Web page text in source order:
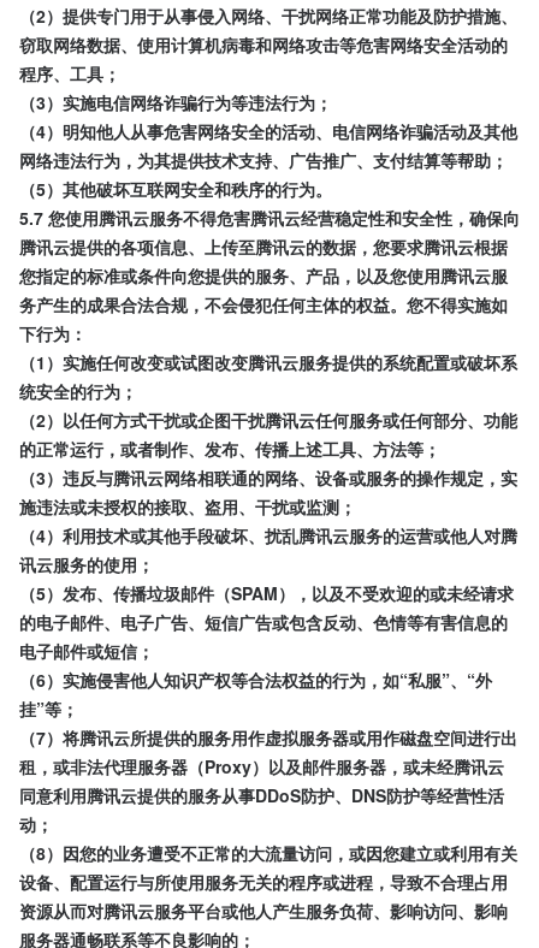
（2）提供专门用于从事侵入网络、干扰网络正常功能及防护措施、
窃取网络数据、使用计算机病毒和网络攻击等危害网络安全活动的
程序、工具；
（3）实施电信网络诈骗行为等违法行为；
（4）明知他人从事危害网络安全的活动、电信网络诈骗活动及其他
网络违法行为，为其提供技术支持、广告推广、支付结算等帮助；
（5）其他破坏互联网安全和秩序的行为。
5.7 您使用腾讯云服务不得危害腾讯云经营稳定性和安全性，确保向
腾讯云提供的各项信息、上传至腾讯云的数据，您要求腾讯云根据
您指定的标准或条件向您提供的服务、产品，以及您使用腾讯云服
务产生的成果合法合规，不会侵犯任何主体的权益。您不得实施如
下行为：
（1）实施任何改变或试图改变腾讯云服务提供的系统配置或破坏系
统安全的行为；
（2）以任何方式干扰或企图干扰腾讯云任何服务或任何部分、功能
的正常运行，或者制作、发布、传播上述工具、方法等；
（3）违反与腾讯云网络相联通的网络、设备或服务的操作规定，实
施违法或未授权的接取、盗用、干扰或监测；
（4）利用技术或其他手段破坏、扰乱腾讯云服务的运营或他人对腾
讯云服务的使用；
（5）发布、传播垃圾邮件（SPAM），以及不受欢迎的或未经请求
的电子邮件、电子广告、短信广告或包含反动、色情等有害信息的
电子邮件或短信；
（6）实施侵害他人知识产权等合法权益的行为，如“私服”、“外
挂”等；
（7）将腾讯云所提供的服务用作虚拟服务器或用作磁盘空间进行出
租，或非法代理服务器（Proxy）以及邮件服务器，或未经腾讯云
同意利用腾讯云提供的服务从事DDoS防护、DNS防护等经营性活
动；
（8）因您的业务遭受不正常的大流量访问，或因您建立或利用有关
设备、配置运行与所使用服务无关的程序或进程，导致不合理占用
资源从而对腾讯云服务平台或他人产生服务负荷、影响访问、影响
服务器通畅联系等不良影响的；